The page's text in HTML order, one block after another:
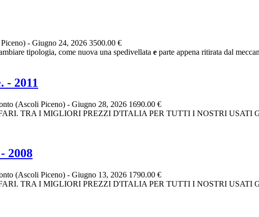
- Giugno 24, 2026 3500.00 €
tipologia, come nuova una spedivellata e parte appena ritirata dal
- 2011
(Ascoli Piceno) - Giugno 28, 2026 1690.00 €
TRA I MIGLIORI PREZZI D'ITALIA PER TUTTI I NOSTRI
2008
(Ascoli Piceno) - Giugno 13, 2026 1790.00 €
TRA I MIGLIORI PREZZI D'ITALIA PER TUTTI I NOSTRI